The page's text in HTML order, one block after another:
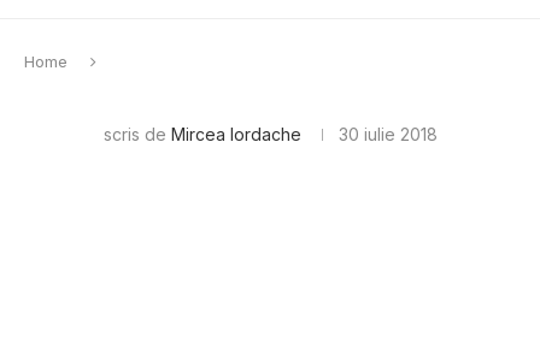
Home
scris de Mircea Iordache 30 iulie 2018